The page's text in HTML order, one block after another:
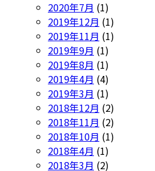
2020年7月 (1)
2019年12月 (1)
2019年11月 (1)
2019年9月 (1)
2019年8月 (1)
2019年4月 (4)
2019年3月 (1)
2018年12月 (2)
2018年11月 (2)
2018年10月 (1)
2018年4月 (1)
2018年3月 (2)